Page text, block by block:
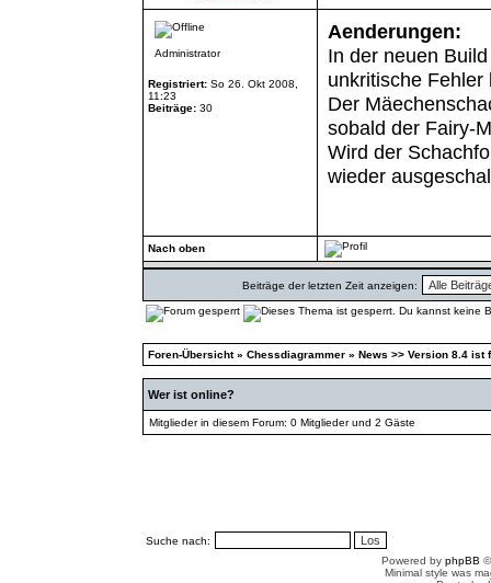
Administrator
Registriert: So 26. Okt 2008,
11:23
Beiträge: 30
Aenderungen:
In der neuen
unkritische Fehler
Der
sobald der Fairy-
Wird der
wieder
Nach oben
Beiträge der letzten Zeit anzeigen:
Foren-Übersicht» Chessdiagrammer » News >> Version 8.4 ist
Wer ist online?
Mitglieder in diesem Forum: 0 Mitglieder und 2 Gäste
Suche nach:
Powered by phpBB
Minimal style was